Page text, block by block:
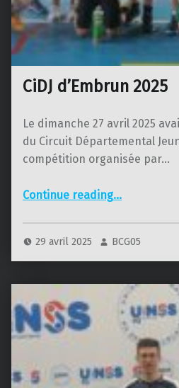
CiDJ d’Embrun 2025
Le dimanche 27 avril 2025
du Circuit Départemental
compétition organisée par…
Continue reading…
29 avril 2025 BCG05